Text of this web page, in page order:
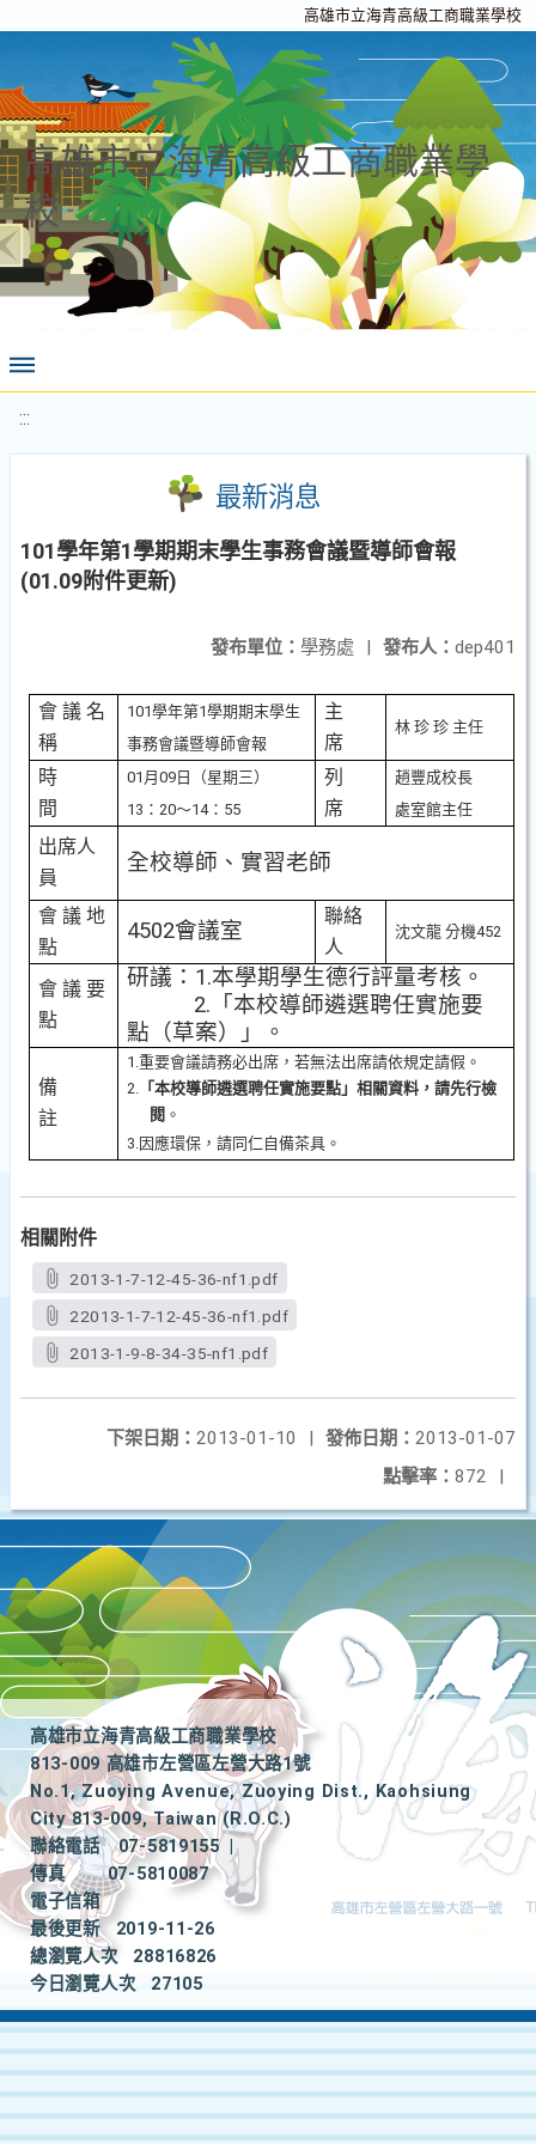
高雄市立海青高級工商職業學校
高雄市立海青高級工商職業學
校
:::
最新消息
101學年第1學期期末學生事務會議暨導師會報
(01.09附件更新)
發布人： dep401
發布單位： 學務處 |
會 議 名
稱
101學年第1學期期末學生
事務會議暨導師會報
主
席
林 珍 珍 主任
時
間
01月09日（星期三）
13：20〜14：55
列
席
趙豐成校長
處室館主任
出席人
員
全校導師、實習老師
會 議 地
點
4502會議室
聯絡
人
沈文龍 分機452
會 議 要
點
研議：1.本學期學生德行評量考核。
2. 「本校導師遴選聘任實施要
點（草案）
」。
備
註
1.重要會議請務必出席，若無法出席請依規定請假。
2. 「本校導師遴選聘任實施要點 」相關資料，請先行檢
閱 。
3.因應環保，請同仁自備茶具。
相關附件
2013-1-7-12-45-36-nf1.pdf
22013-1-7-12-45-36-nf1.pdf
2013-1-9-8-34-35-nf1.pdf
發佈日期： 2013-01-07
下架日期： 2013-01-10
|
點擊率： 872 |
高雄市立海青高級工商職業學校
813-009 高雄市左營區左營大路1號
No.1, Zuoying Avenue, Zuoying Dist., Kaohsiung
City 813-009, Taiwan (R.O.C.)
聯絡電話
07-5819155
|
傳真
07-5810087
電子信箱
最後更新
2019-11-26
總瀏覽人次
28816826
今日瀏覽人次
27105